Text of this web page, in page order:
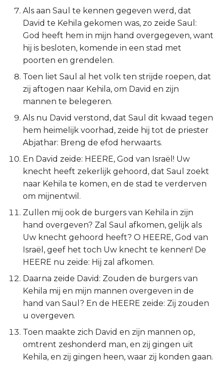
1 Timótheüs
2 Timótheüs
Filémon
Hebreeën
Jakobus
2 Petrus
1 Johannes
2 Johannes
3 Johannes
Judas
Openbaring
Als aan Saul te kennen gegeven werd, dat
David te Kehila gekomen was, zo zeide Saul:
God heeft hem in mijn hand overgegeven, want
hij is besloten, komende in een stad met
poorten en grendelen.
Toen liet Saul al het volk ten strijde roepen, dat
zij aftogen naar Kehila, om David en zijn
mannen te belegeren.
Als nu David verstond, dat Saul dit kwaad tegen
hem heimelijk voorhad, zeide hij tot de priester
Abjathar: Breng de efod herwaarts.
En David zeide: HEERE, God van Israël! Uw
knecht heeft zekerlijk gehoord, dat Saul zoekt
naar Kehila te komen, en de stad te verderven
om mijnentwil.
Zullen mij ook de burgers van Kehila in zijn
hand overgeven? Zal Saul afkomen, gelijk als
Uw knecht gehoord heeft? O HEERE, God van
Israël, geef het toch Uw knecht te kennen! De
HEERE nu zeide: Hij zal afkomen.
Daarna zeide David: Zouden de burgers van
Kehila mij en mijn mannen overgeven in de
hand van Saul? En de HEERE zeide: Zij zouden
u overgeven.
Toen maakte zich David en zijn mannen op,
omtrent zeshonderd man, en zij gingen uit
Kehila, en zij gingen heen, waar zij konden gaan.